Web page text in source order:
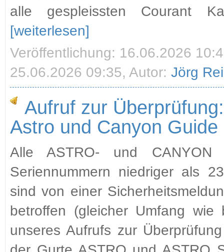
alle gespleissten Courant
[weiterlesen]
Veröffentlichung: 16.06.2026
25.06.2026 09:35, Autor: Jörg
Aufruf zur
Astro und Canyon
Alle ASTRO- und CANYON
Seriennummern niedriger als
sind von einer
betroffen (gleicher Umfang
unseres Aufrufs zur